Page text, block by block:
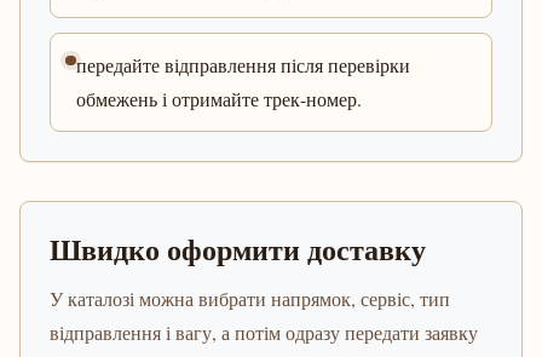
передайте відправлення після перевірки
обмежень і отримайте трек-номер.
Швидко оформити доставку
У каталозі можна вибрати напрямок, сервіс, тип
відправлення і вагу, а потім одразу передати заявку